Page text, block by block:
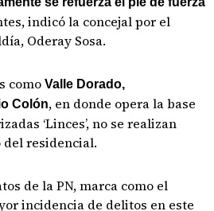
indicó la concejal por el
Oderay Sosa.
como Valle Dorado,
Colón, en donde opera la base
‘Linces’, no se realizan
residencial.
de la PN, marca como el
incidencia de delitos en este